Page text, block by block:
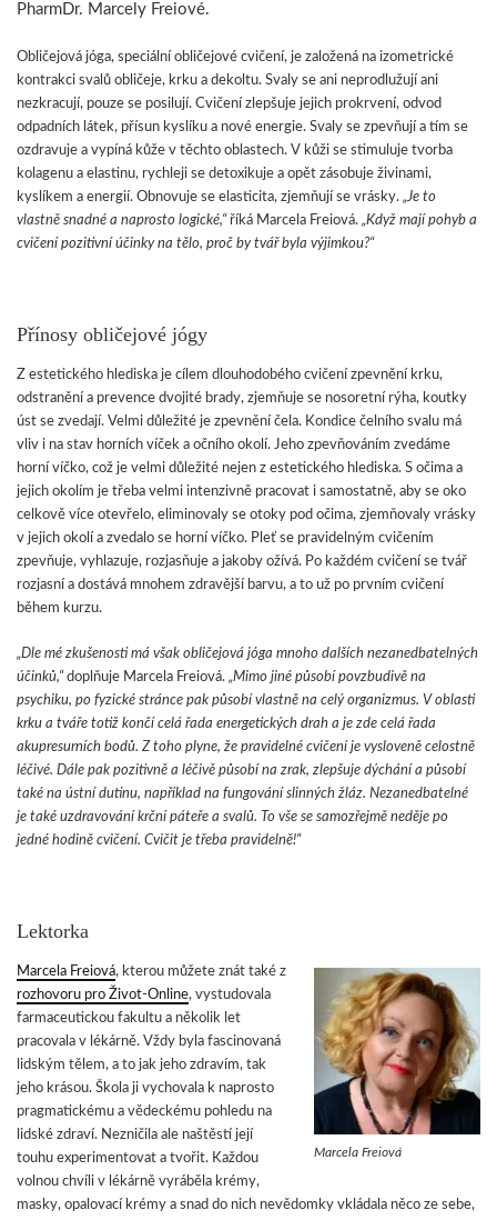
PharmDr. Marcely Freiové.
Obličejová jóga, speciální obličejové cvičení, je založená na izometrické
kontrakci svalů obličeje, krku a dekoltu. Svaly se ani neprodlužují ani
nezkracují, pouze se posilují. Cvičení zlepšuje jejich prokrvení, odvod
odpadních látek, přísun kyslíku a nové energie. Svaly se zpevňují a tím se
ozdravuje a vypíná kůže v těchto oblastech. V kůži se stimuluje tvorba
kolagenu a elastinu, rychleji se detoxikuje a opět zásobuje živinami,
kyslíkem a energií. Obnovuje se elasticita, zjemňují se vrásky. „Je to
vlastně snadné a naprosto logické,“ říká Marcela Freiová. „Když mají pohyb a
cvičení pozitivní účinky na tělo, proč by tvář byla výjimkou?“
Přínosy obličejové jógy
Z estetického hlediska je cílem dlouhodobého cvičení zpevnění krku,
odstranění a prevence dvojité brady, zjemňuje se nosoretní rýha, koutky
úst se zvedají. Velmi důležité je zpevnění čela. Kondice čelního svalu má
vliv i na stav horních víček a očního okolí. Jeho zpevňováním zvedáme
horní víčko, což je velmi důležité nejen z estetického hlediska. S očima a
jejich okolím je třeba velmi intenzivně pracovat i samostatně, aby se oko
celkově více otevřelo, eliminovaly se otoky pod očima, zjemňovaly vrásky
v jejich okolí a zvedalo se horní víčko. Pleť se pravidelným cvičením
zpevňuje, vyhlazuje, rozjasňuje a jakoby ožívá. Po každém cvičení se tvář
rozjasní a dostává mnohem zdravější barvu, a to už po prvním cvičení
během kurzu.
„Dle mé zkušenosti má však obličejová jóga mnoho dalších nezanedbatelných
účinků,“ doplňuje Marcela Freiová. „Mimo jiné působí povzbudivě na
psychiku, po fyzické stránce pak působí vlastně na celý organizmus. V oblasti
krku a tváře totiž končí celá řada energetických drah a je zde celá řada
akupresurních bodů. Z toho plyne, že pravidelné cvičení je vysloveně celostně
léčivé. Dále pak pozitivně a léčivě působí na zrak, zlepšuje dýchání a působí
také na ústní dutinu, například na fungování slinných žláz. Nezanedbatelné
je také uzdravování krční páteře a svalů. To vše se samozřejmě neděje po
jedné hodině cvičení. Cvičit je třeba pravidelně!“
Lektorka
Marcela Freiová
Marcela Freiová, kterou můžete znát také z
rozhovoru pro Život-Online, vystudovala
farmaceutickou fakultu a několik let
pracovala v lékárně. Vždy byla fascinovaná
lidským tělem, a to jak jeho zdravím, tak
jeho krásou. Škola ji vychovala k naprosto
pragmatickému a vědeckému pohledu na
lidské zdraví. Nezničila ale naštěstí její
touhu experimentovat a tvořit. Každou
volnou chvíli v lékárně vyráběla krémy,
masky, opalovací krémy a snad do nich nevědomky vkládala něco ze sebe,